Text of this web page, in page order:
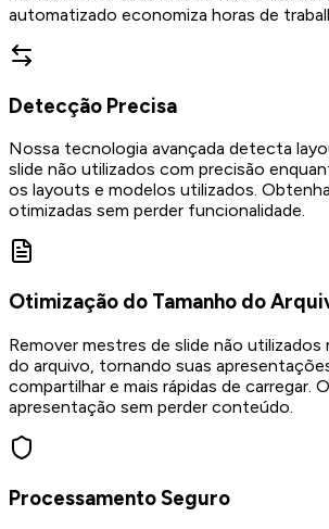
automatizado economiza horas de
Detecção Precisa
Nossa tecnologia avançada detecta
slide não utilizados com precisão
os layouts e modelos utilizados.
otimizadas sem perder funcionalidade.
Otimização do Tamanho do
Remover mestres de slide não utilizados
do arquivo, tornando suas
compartilhar e mais rápidas de carregar.
apresentação sem perder conteúdo.
Processamento Seguro